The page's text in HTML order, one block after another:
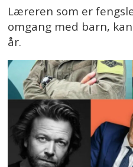
Læreren som er
omgang med barn,
år.